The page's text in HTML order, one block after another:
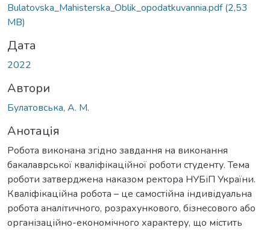
Bulatovska_Мahisterska_Oblik_opodatkuvannia.pdf(2,53
MB)
Дата
2022
Автори
Булатовська, А. М.
Анотація
Робота виконана згідно завдання на виконання
бакалаврської кваліфікаційної роботи студенту. Тема
роботи затверджена наказом ректора НУБіП України.
Кваліфікаційна робота – це самостійна індивідуальна
робота аналітичного, розрахункового, бізнесового або
організаційно-економічного характеру, що містить